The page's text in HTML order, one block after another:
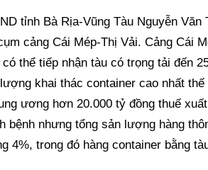
tỉnh Bà Rịa-Vũng Tàu Nguyễn Văn
cảng Cái Mép-Thị Vải. Cảng Cái
thể tiếp nhận tàu có trọng tải đến
khai thác container cao nhất
ương hơn 20.000 tỷ đồng thuế
bệnh nhưng tổng sản lượng hàng
4%, trong đó hàng container bằng